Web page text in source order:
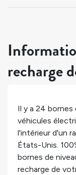
recharge
Il y a 24 bornes
véhicules
l'intérieur d'un
États-Unis.
bornes de
recharge de